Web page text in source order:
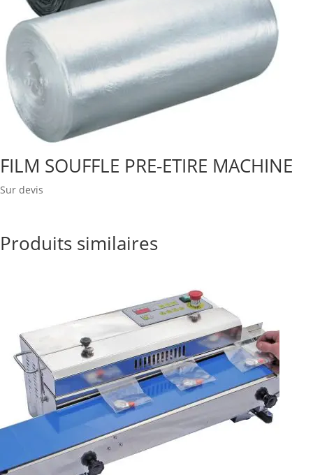
FILM SOUFFLE PRE-ETIRE MACHINE
Sur devis
Produits similaires